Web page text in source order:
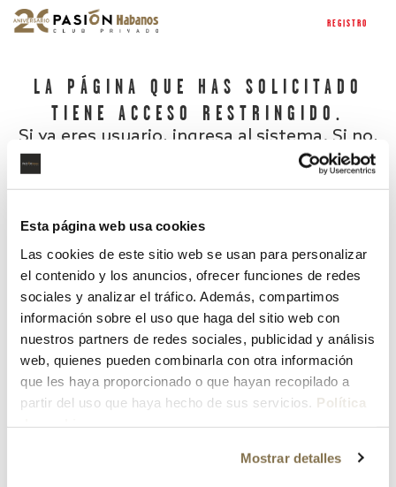
Esta página web usa cookies
Las cookies de este sitio web se usan para personalizar
el contenido y los anuncios, ofrecer funciones de redes
sociales y analizar el tráfico. Además, compartimos
información sobre el uso que haga del sitio web con
nuestros partners de redes sociales, publicidad y análisis
web, quienes pueden combinarla con otra información
que les haya proporcionado o que hayan recopilado a
partir del uso que haya hecho de sus servicios. Política
Mostrar detalles
REGISTRO
LA PÁGINA QUE HAS SOLICITADO
TIENE ACCESO RESTRINGIDO.
Si ya eres usuario, ingresa al sistema. Si no,
¿Has olvidado tu contraseña?